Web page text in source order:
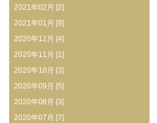
2021年02月 [2]
2021年01月 [9]
2020年12月 [4]
2020年11月 [1]
2020年10月 [3]
2020年09月 [5]
2020年08月 [3]
2020年07月 [7]